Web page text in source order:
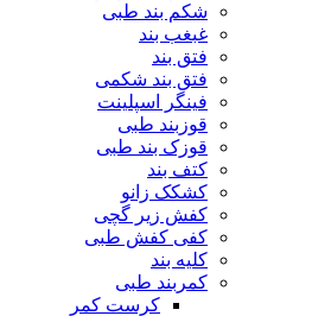
شکم بند طبی
غبغب بند
فتق بند
فتق بند شکمی
فینگر اسپلینت
قوزبند طبی
قوزک بند طبی
کتف بند
کشکک زانو
کفش زیر گچی
کفی کفش طبی
کلیه بند
کمربند طبی
کرست کمر